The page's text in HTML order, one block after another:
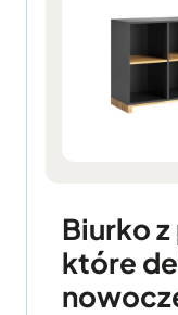
Biurko
które